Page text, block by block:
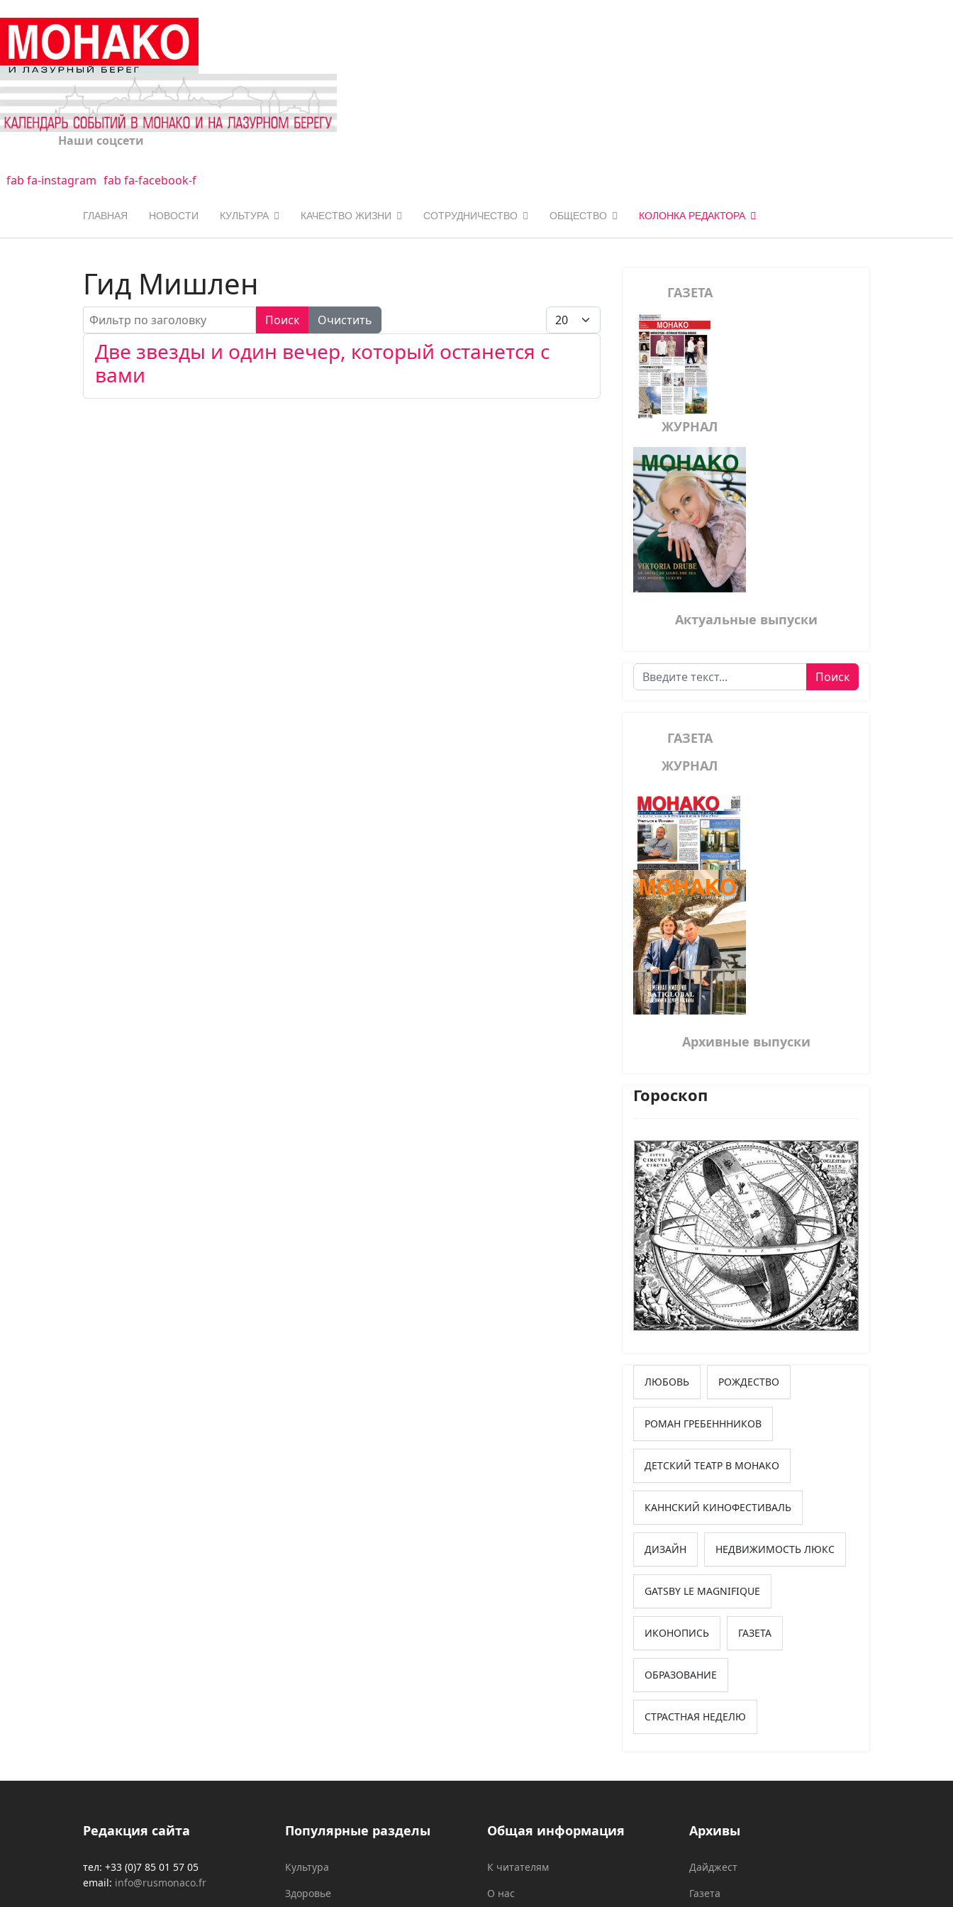
Наши соцсети
fab fa-instagram fab fa-facebook-f
ГЛАВНАЯ НОВОСТИ КУЛЬТУРА КАЧЕСТВО ЖИЗНИ СОТРУДНИЧЕСТВО ОБЩЕСТВО КОЛОНКА РЕДАКТОРА
Гид Мишлен
Фильтр по заголовку Поиск Очистить Кол-во строк:
Две звезды и один вечер, который останется с
вами
ГАЗЕТА
ЖУРНАЛ
Актуальные выпуски
Поиск Поиск
ГАЗЕТА
ЖУРНАЛ
Архивные выпуски
Гороскоп
ЛЮБОВЬ РОЖДЕСТВО
РОМАН ГРЕБЕНННИКОВ
ДЕТСКИЙ ТЕАТР В МОНАКО
КАННСКИЙ КИНОФЕСТИВАЛЬ
ДИЗАЙН НЕДВИЖИМОСТЬ ЛЮКС
GATSBY LE MAGNIFIQUE
ИКОНОПИСЬ ГАЗЕТА
ОБРАЗОВАНИЕ
СТРАСТНАЯ НЕДЕЛЮ
Редакция сайта
тел: +33 (0)7 85 01 57 05
email: info@rusmonaco.fr
Популярные разделы
Культура
Здоровье
Общая информация
К читателям
О нас
Архивы
Дайджест
Газета